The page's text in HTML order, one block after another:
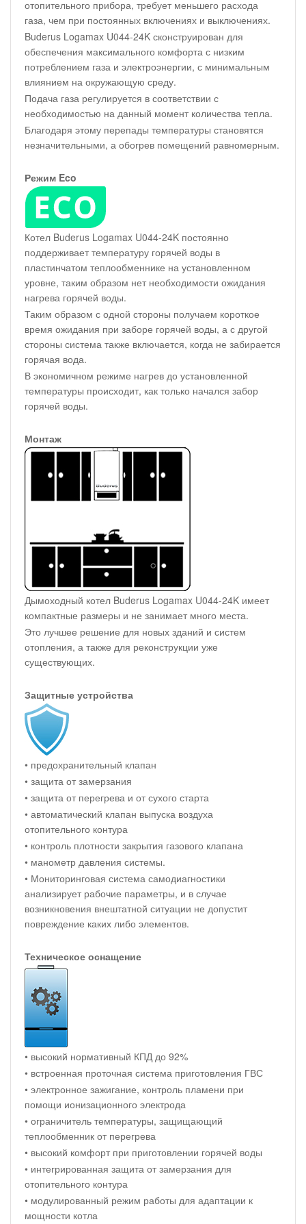
отопительного прибора, требует меньшего расхода
газа, чем при постоянных включениях и выключениях.
Buderus Logamax U044-24K сконструирован для
обеспечения максимального комфорта с низким
потреблением газа и электроэнергии, с минимальным
влиянием на окружающую среду.
Подача газа регулируется в соответствии с
необходимостью на данный момент количества тепла.
Благодаря этому перепады температуры становятся
незначительными, а обогрев помещений равномерным.
Режим Eco
Котел Buderus Logamax U044-24K постоянно
поддерживает температуру горячей воды в
пластинчатом теплообменнике на установленном
уровне, таким образом нет необходимости ожидания
нагрева горячей воды.
Таким образом с одной стороны получаем короткое
время ожидания при заборе горячей воды, а с другой
стороны система также включается, когда не забирается
горячая вода.
В экономичном режиме нагрев до установленной
температуры происходит, как только начался забор
горячей воды.
Монтаж
Дымоходный котел Buderus Logamax U044-24K имеет
компактные размеры и не занимает много места.
Это лучшее решение для новых зданий и систем
отопления, а также для реконструкции уже
существующих.
Защитные устройства
• предохранительный клапан
• защита от замерзания
• защита от перегрева и от сухого старта
• автоматический клапан выпуска воздуха
отопительного контура
• контроль плотности закрытия газового клапана
• манометр давления системы.
• Мониторинговая система самодиагностики
анализирует рабочие параметры, и в случае
возникновения внештатной ситуации не допустит
повреждение каких либо элементов.
Техническое оснащение
• высокий нормативный КПД до 92%
• встроенная проточная система приготовления ГВС
• электронное зажигание, контроль пламени при
помощи ионизационного электрода
• ограничитель температуры, защищающий
теплообменник от перегрева
• высокий комфорт при приготовлении горячей воды
• интегрированная защита от замерзания для
отопительного контура
• модулированный режим работы для адаптации к
мощности котла